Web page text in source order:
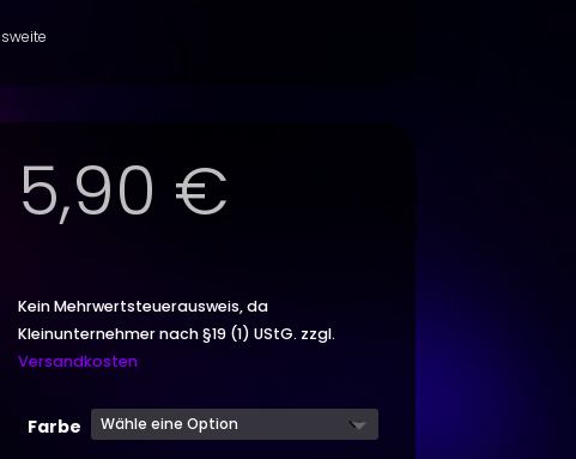
5,90 €
Kein Mehrwertsteuerausweis, da
Kleinunternehmer nach §19 (1) UStG. zzgl.
Versandkosten
Farbe